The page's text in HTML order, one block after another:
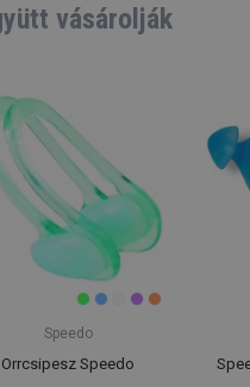
vásárolják
Speedo
Orrcsipesz Speedo